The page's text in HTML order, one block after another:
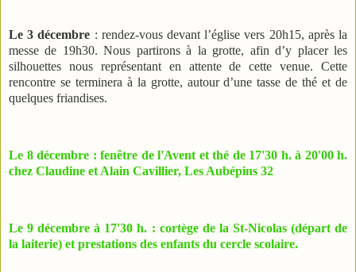
Le 3 décembre : rendez-vous devant l’église vers 20h15, après la
messe de 19h30. Nous partirons à la grotte, afin d’y placer les
silhouettes nous représentant en attente de cette venue. Cette
rencontre se terminera à la grotte, autour d’une tasse de thé et de
quelques friandises.
Le 8 décembre : fenêtre de l'Avent et thé de 17'30 h. à 20'00 h.
chez Claudine et Alain Cavillier, Les Aubépins 32
Le 9 décembre à 17'30 h. : cortège de la St-Nicolas (départ de
la laiterie) et prestations des enfants du cercle scolaire.